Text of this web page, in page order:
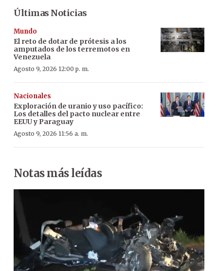
Últimas Noticias
Mundo
El reto de dotar de prótesis a los
amputados de los terremotos en
Venezuela
Agosto 9, 2026 12:00 p. m.
Nacionales
Exploración de uranio y uso pacífico:
Los detalles del pacto nuclear entre
EEUU y Paraguay
Agosto 9, 2026 11:56 a. m.
Notas más leídas